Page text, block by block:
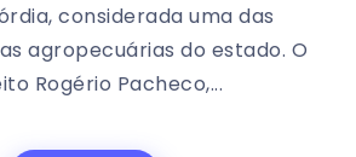
considerada uma das
agropecuárias do estado. O
Rogério Pacheco,...